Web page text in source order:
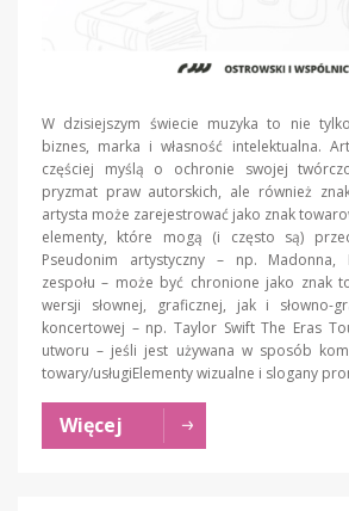
W dzisiejszym świecie muzyka to nie
biznes, marka i własność intelektualna.
częściej myślą o ochronie swojej
pryzmat praw autorskich, ale również
artysta może zarejestrować jako znak
elementy, które mogą (i często są)
Pseudonim artystyczny – np. Madonna,
zespołu – może być chronione jako znak
wersji słownej, graficznej, jak i słowno-
koncertowej – np. Taylor Swift The Eras
utworu – jeśli jest używana w sposób
towary/usługiElementy wizualne i slogany
Więcej